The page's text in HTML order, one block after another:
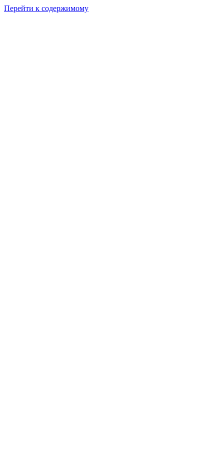
Перейти к содержимому